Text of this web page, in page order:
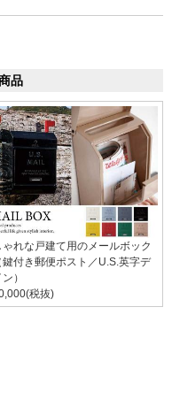
品
ゃれな戸建て用のメールボック
鍵付き郵便ポスト／U.S.英字デ
）
税抜)